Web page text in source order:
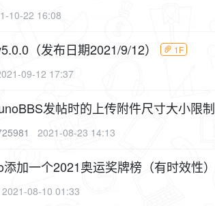
10-22 16:08
（发布日期2021/9/12） 1F
09-12 17:37
发帖时的上传附件尺寸大小限制
2021-08-23 14:13
加一个2021奥运奖牌榜（有时效性）
2021-08-10 01:33